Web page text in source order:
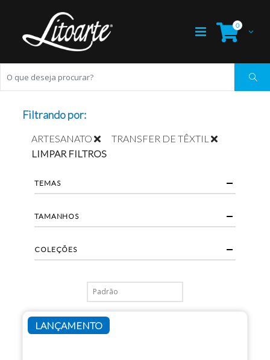
0
LANÇAMENTO
Filtrando por:
ARTESANATO
TRANSFER DE TÊXTIL
LIMPAR FILTROS
TEMAS
TAMANHOS
COLEÇÕES